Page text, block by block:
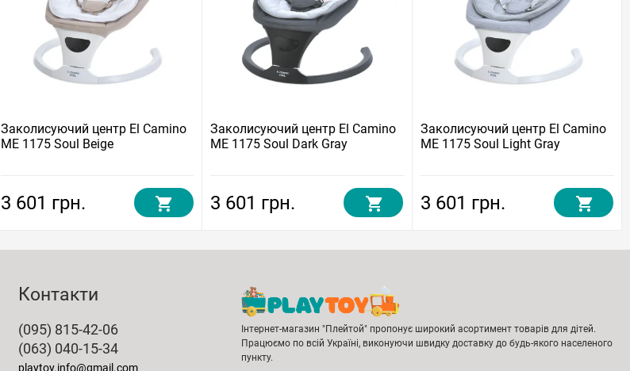
Заколисуючий центр El Camino
ME 1175 Soul Beige
3 601 грн.
Заколисуючий центр El Camino
ME 1175 Soul Dark Gray
3 601 грн.
Заколисуючий центр El Camino
ME 1175 Soul Light Gray
3 601 грн.
Контакти
(095) 815-42-06
(063) 040-15-34
playtoy.info@gmail.com
Інтернет-магазин "Плейтой" пропонує широкий асортимент товарів для дітей.
Працюємо по всій Україні, виконуючи швидку доставку до будь-якого населеного
пункту.